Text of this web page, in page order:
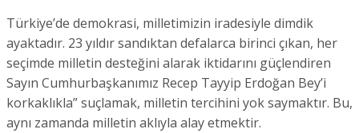
Türkiye’de demokrasi, milletimizin iradesiyle dimdik
ayaktadır. 23 yıldır sandıktan defalarca birinci çıkan, her
seçimde milletin desteğini alarak iktidarını güçlendiren
Sayın Cumhurbaşkanımız Recep Tayyip Erdoğan Bey’i
korkaklıkla” suçlamak, milletin tercihini yok saymaktır. Bu,
aynı zamanda milletin aklıyla alay etmektir.